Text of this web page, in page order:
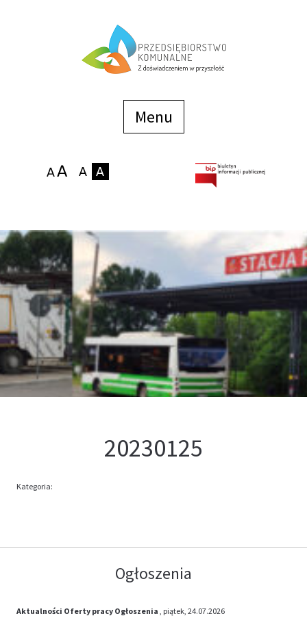
Menu
Zakłady
Podaj stan wodomierza
Kontakt
Oferta
20230125
Kategoria:
Ogłoszenia
Aktualności Oferty pracy Ogłoszenia , piątek, 24.07.2026